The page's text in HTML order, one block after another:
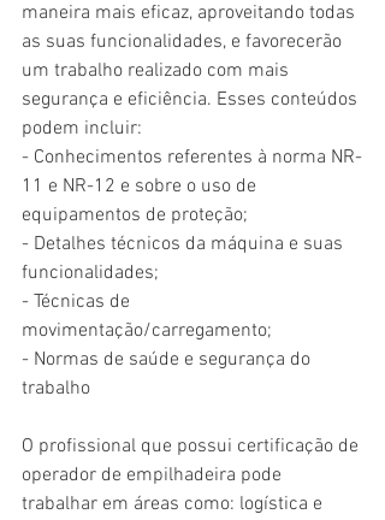
maneira mais eficaz, aproveitando todas
as suas funcionalidades, e favorecerão
um trabalho realizado com mais
segurança e eficiência. Esses conteúdos
podem incluir:
- Conhecimentos referentes à norma NR-
11 e NR-12 e sobre o uso de
equipamentos de proteção;
- Detalhes técnicos da máquina e suas
funcionalidades;
- Técnicas de
movimentação/carregamento;
- Normas de saúde e segurança do
trabalho
O profissional que possui certificação de
operador de empilhadeira pode
trabalhar em áreas como: logística e